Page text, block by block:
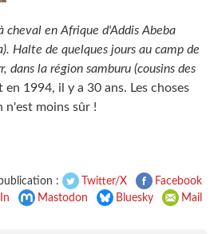
cheval en Afrique d'Addis Abeba
Halte de quelques jours au camp de
dans la région samburu (cousins des
en 1994, il y a 30 ans. Les choses
n'est moins sûr !
: Twitter/X
Facebook
Mastodon Bluesky Mail